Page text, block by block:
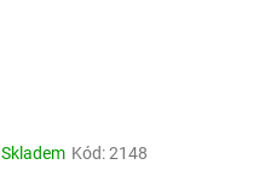
Skladem Kód:2148